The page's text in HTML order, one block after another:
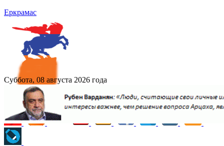
Еркрамас
Суббота, 08 августа 2026 года